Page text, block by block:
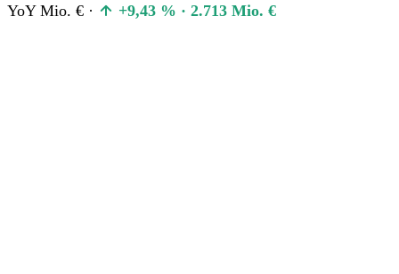
YoY Mio. € · +9,43 % · 2.713 Mio. €